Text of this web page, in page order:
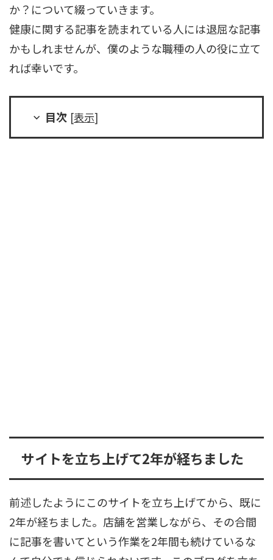
か？について綴っていきます。
健康に関する記事を読まれている人には退屈な記事
かもしれませんが、僕のような職種の人の役に立て
れば幸いです。
目次 [表示]
サイトを立ち上げて2年が経ちました
前述したようにこのサイトを立ち上げてから、既に
2年が経ちました。店舗を営業しながら、その合間
に記事を書いてという作業を2年間も続けているな